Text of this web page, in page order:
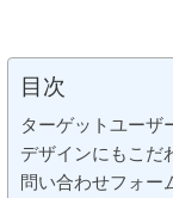
目次
ターゲットユーザ
デザインにもこだ
問い合わせフォー